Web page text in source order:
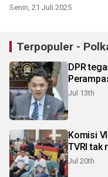
Senin, 21 Juli 2025
Terpopuler -
DPR
Jul 13th
Komisi
TVRI tak
Jul 20th